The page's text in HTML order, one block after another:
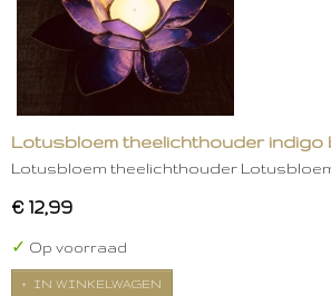
Lotusbloem theelichthouder indigo
Lotusbloem theelichthouder
€ 12,99
✓ Op voorraad
IN WINKELWAGEN